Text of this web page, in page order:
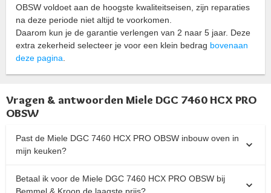
OBSW voldoet aan de hoogste kwaliteitseisen, zijn reparaties
na deze periode niet altijd te voorkomen.
Daarom kun je de garantie verlengen van 2 naar 5 jaar. Deze
extra zekerheid selecteer je voor een klein bedrag bovenaan
deze pagina
Vragen & antwoorden Miele DGC 7460 HCX PRO
OBSW
Past de Miele DGC 7460 HCX PRO OBSW inbouw oven in
mijn keuken?
Betaal ik voor de Miele DGC 7460 HCX PRO OBSW bij